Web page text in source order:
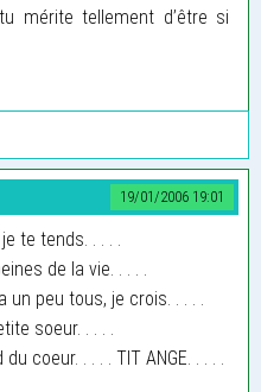
mérite tellement d’être si
19/01/2006 19:01
te tends. . . . .
de la vie. . . . .
peu tous, je crois. . . . .
soeur. . . . .
coeur. . . . . TIT ANGE. . . . .